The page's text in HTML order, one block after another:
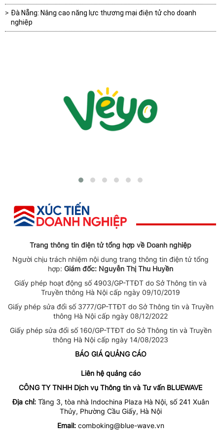
Đà Nẵng: Nâng cao năng lực thương mại điện tử cho doanh
nghiệp
Trang thông tin điện tử tổng hợp về Doanh nghiệp
Người chịu trách nhiệm nội dung trang thông tin điện tử tổng
hợp: Giám đốc: Nguyễn Thị Thu Huyền
Giấy phép hoạt động số 4903/GP-TTĐT do Sở Thông tin và
Truyền thông Hà Nội cấp ngày 09/10/2019
Giấy phép sửa đổi số 3777/GP-TTĐT do Sở Thông tin và Truyền
thông Hà Nội cấp ngày 08/12/2022
Giấy phép sửa đổi số 160/GP-TTĐT do Sở Thông tin và Truyền
thông Hà Nội cấp ngày 14/08/2023
BÁO GIÁ QUẢNG CÁO
Liên hệ quảng cáo
CÔNG TY TNHH Dịch vụ Thông tin và Tư vấn BLUEWAVE
Địa chỉ:Tầng 3, tòa nhà Indochina Plaza Hà Nội, số 241 Xuân
Thủy, Phường Cầu Giấy, Hà Nội
Email: comboking@blue-wave.vn